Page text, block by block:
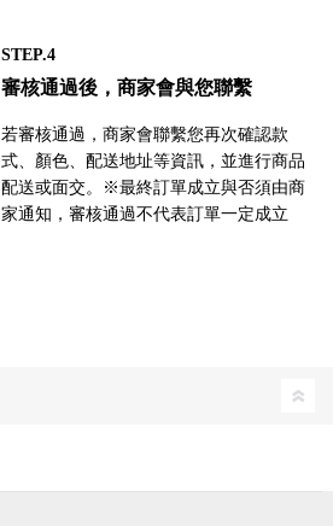
STEP.4
審核通過後，商家會與您聯繫
若審核通過，商家會聯繫您再次確認款
式、顏色、配送地址等資訊，並進行商品
配送或面交。※最終訂單成立與否須由商
家通知，審核通過不代表訂單一定成立